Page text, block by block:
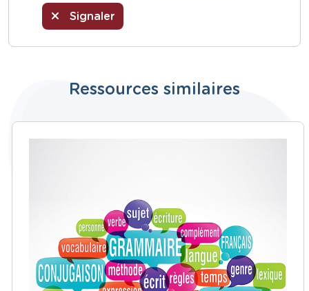
Signaler
Ressources similaires